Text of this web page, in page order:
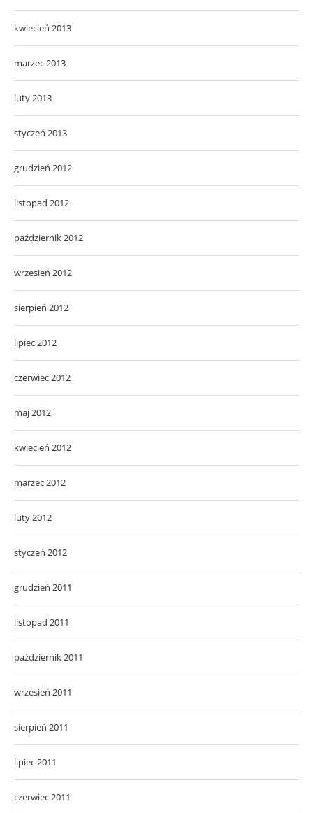
kwiecień 2013
marzec 2013
luty 2013
styczeń 2013
grudzień 2012
listopad 2012
październik 2012
wrzesień 2012
sierpień 2012
lipiec 2012
czerwiec 2012
maj 2012
kwiecień 2012
marzec 2012
luty 2012
styczeń 2012
grudzień 2011
listopad 2011
październik 2011
wrzesień 2011
sierpień 2011
lipiec 2011
czerwiec 2011